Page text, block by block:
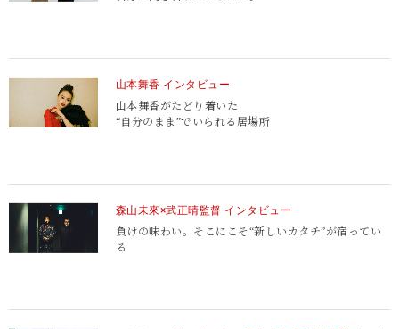
山本舞香 インタビュー
山本舞香がたどり着いた
“自分のまま”でいられる居場所
森山未來×武正晴監督 インタビュー
負けの味わい。 そこにこそ“新しいカタチ”が宿ってい
る